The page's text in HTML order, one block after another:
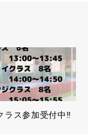
ラス参加受付中‼︎